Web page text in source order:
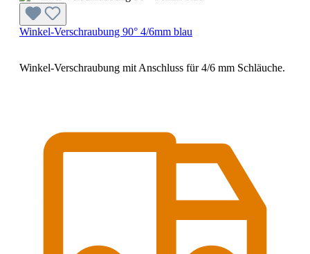
Winkel-Verschraubung 90° 4/6mm blau
Winkel-Verschraubung mit Anschluss für 4/6 mm Schläuche.